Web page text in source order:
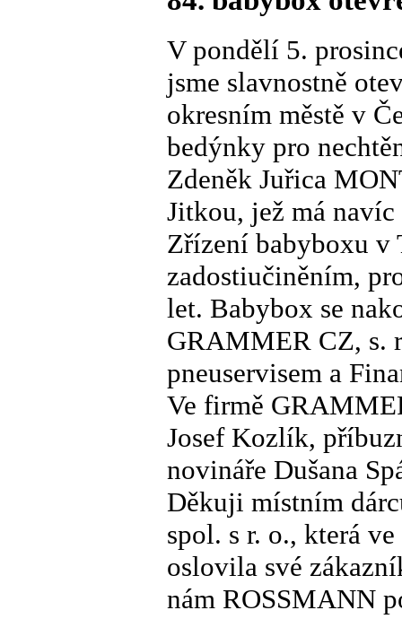
V pondělí 5.
jsme slavnostně
okresním městě v
bedýnky pro
Zdeněk Juřica
Jitkou, jež má navíc
Zřízení babyboxu v
zadostiučiněním,
let. Babybox se
GRAMMER CZ, s.
pneuservisem a
Ve firmě
Josef Kozlík,
novináře Dušana
Děkuji místním
spol. s r. o., která
oslovila své
nám ROSSMANN